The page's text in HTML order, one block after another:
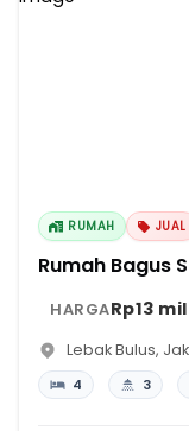
RUMAH JUAL
Rumah Bagus
HARGARp13
Lebak Bulus,
4 3